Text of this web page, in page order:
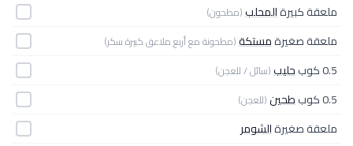
ملعقة كبيرةالمحلب(مطحون)
ملعقة صغيرةمستكة(مطحونة مع أربع ملاعق كبيرة سكر)
0.5 كوب حليب(سائل / للعجن)
0.5 كوب طحين(للعجن)
ملعقة صغيرةالشومر